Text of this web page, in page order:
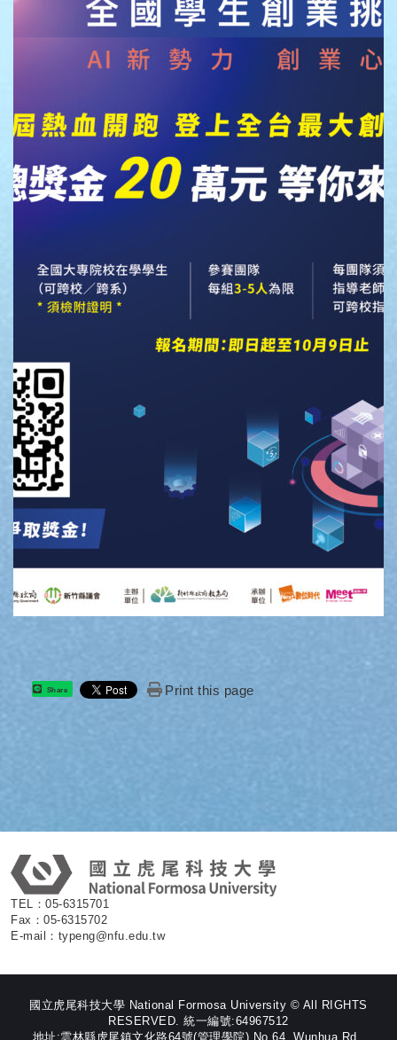
Share Print this page
TEL：05-6315701
Fax：05-6315702
E-mail：typeng@nfu.edu.tw
國立虎尾科技大學 National Formosa University © All RIGHTS
RESERVED. 統一編號:64967512
地址:雲林縣虎尾鎮文化路64號(管理學院) No.64, Wunhua Rd.,